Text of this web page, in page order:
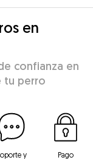
en
confianza en
tu perro
y
Pago